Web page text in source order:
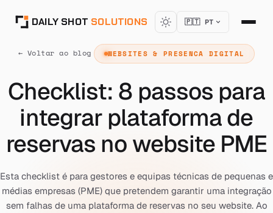
DAILY SHOT SOLUTIONS 🇵🇹 PT
← Voltar ao blog WEBSITES & PRESENCA DIGITAL
Checklist: 8 passos para
integrar plataforma de
reservas no website PME
Esta checklist é para gestores e equipas técnicas de pequenas e
médias empresas (PME) que pretendem garantir uma integração
sem falhas de uma plataforma de reservas no seu website. Ao